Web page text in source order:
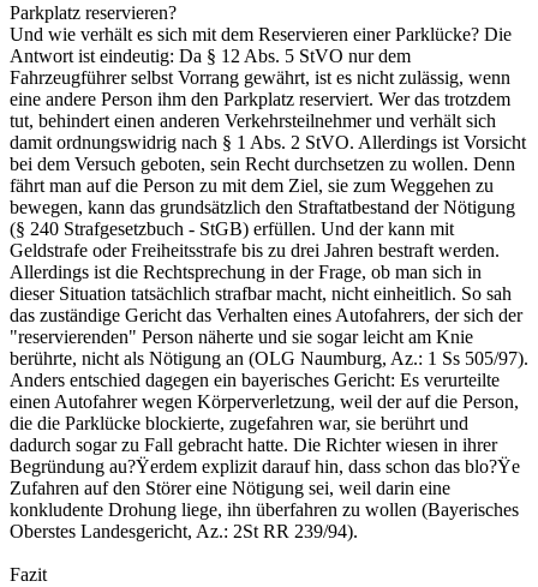
Parkplatz reservieren?
Und wie verhält es sich mit dem Reservieren einer Parklücke? Die
Antwort ist eindeutig: Da § 12 Abs. 5 StVO nur dem
Fahrzeugführer selbst Vorrang gewährt, ist es nicht zulässig, wenn
eine andere Person ihm den Parkplatz reserviert. Wer das trotzdem
tut, behindert einen anderen Verkehrsteilnehmer und verhält sich
damit ordnungswidrig nach § 1 Abs. 2 StVO. Allerdings ist Vorsicht
bei dem Versuch geboten, sein Recht durchsetzen zu wollen. Denn
fährt man auf die Person zu mit dem Ziel, sie zum Weggehen zu
bewegen, kann das grundsätzlich den Straftatbestand der Nötigung
(§ 240 Strafgesetzbuch - StGB) erfüllen. Und der kann mit
Geldstrafe oder Freiheitsstrafe bis zu drei Jahren bestraft werden.
Allerdings ist die Rechtsprechung in der Frage, ob man sich in
dieser Situation tatsächlich strafbar macht, nicht einheitlich. So sah
das zuständige Gericht das Verhalten eines Autofahrers, der sich der
"reservierenden" Person näherte und sie sogar leicht am Knie
berührte, nicht als Nötigung an (OLG Naumburg, Az.: 1 Ss 505/97).
Anders entschied dagegen ein bayerisches Gericht: Es verurteilte
einen Autofahrer wegen Körperverletzung, weil der auf die Person,
die die Parklücke blockierte, zugefahren war, sie berührt und
dadurch sogar zu Fall gebracht hatte. Die Richter wiesen in ihrer
Begründung au?Ÿerdem explizit darauf hin, dass schon das blo?Ÿe
Zufahren auf den Störer eine Nötigung sei, weil darin eine
konkludente Drohung liege, ihn überfahren zu wollen (Bayerisches
Oberstes Landesgericht, Az.: 2St RR 239/94).
Fazit